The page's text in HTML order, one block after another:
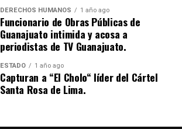
DERECHOS HUMANOS 1 año ago
Funcionario de Obras Públicas de
Guanajuato intimida y acosa a
periodistas de TV Guanajuato.
ESTADO 1 año ago
Capturan a “El Cholo“ líder del Cártel
Santa Rosa de Lima.